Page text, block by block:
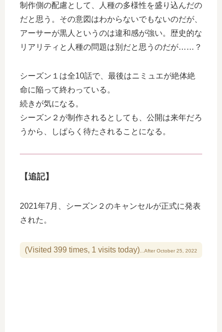
制作側の配慮として、人種の多様性を盛り込んだの
だと思う。その意図はわからないでもないのだが、
アーサーが黒人というのは違和感が強い。歴史的な
リアリティと人種の問題は別だと思うのだが……？
シーズン１は全10話で、最後はニミュエが絶体絶
命に陥って終わっている。
続きが気になる。
シーズン２が制作されるとしても、公開は来年だろ
うから、しぱらく待たされることになる。
【追記】
2021年7月、シーズン２のキャンセルが正式に発表
された。
(Visited 399 times, 1 visits today)